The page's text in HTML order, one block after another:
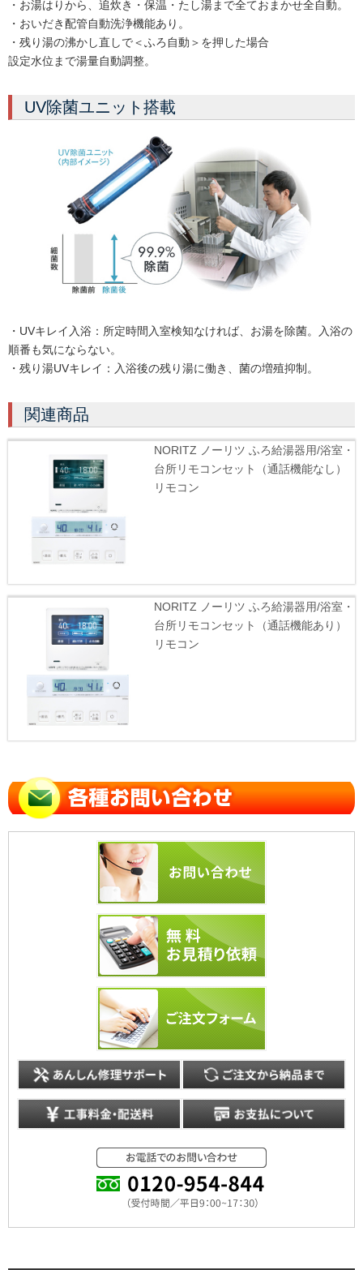
・お湯はりから、追炊き・保温・たし湯まで全ておまかせ全自動。
・おいだき配管自動洗浄機能あり。
・残り湯の沸かし直しで＜ふろ自動＞を押した場合
設定水位まで湯量自動調整。
UV除菌ユニット搭載
・UVキレイ入浴：所定時間入室検知なければ、お湯を除菌。入浴の
順番も気にならない。
・残り湯UVキレイ：入浴後の残り湯に働き、菌の増殖抑制。
関連商品
NORITZ ノーリツ ふろ給湯器用/浴室・
台所リモコンセット（通話機能なし）
リモコン
NORITZ ノーリツ ふろ給湯器用/浴室・
台所リモコンセット（通話機能あり）
リモコン